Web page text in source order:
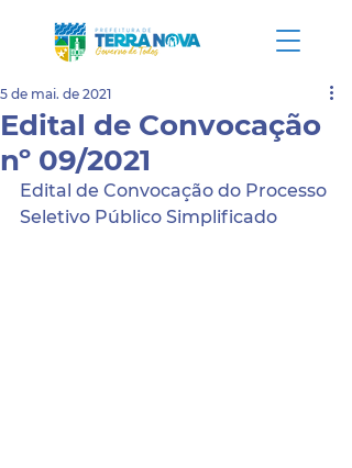
Edital de Convocação
nº 09/2021
5 de mai. de 2021
Edital de Convocação do Processo
Seletivo Público Simplificado